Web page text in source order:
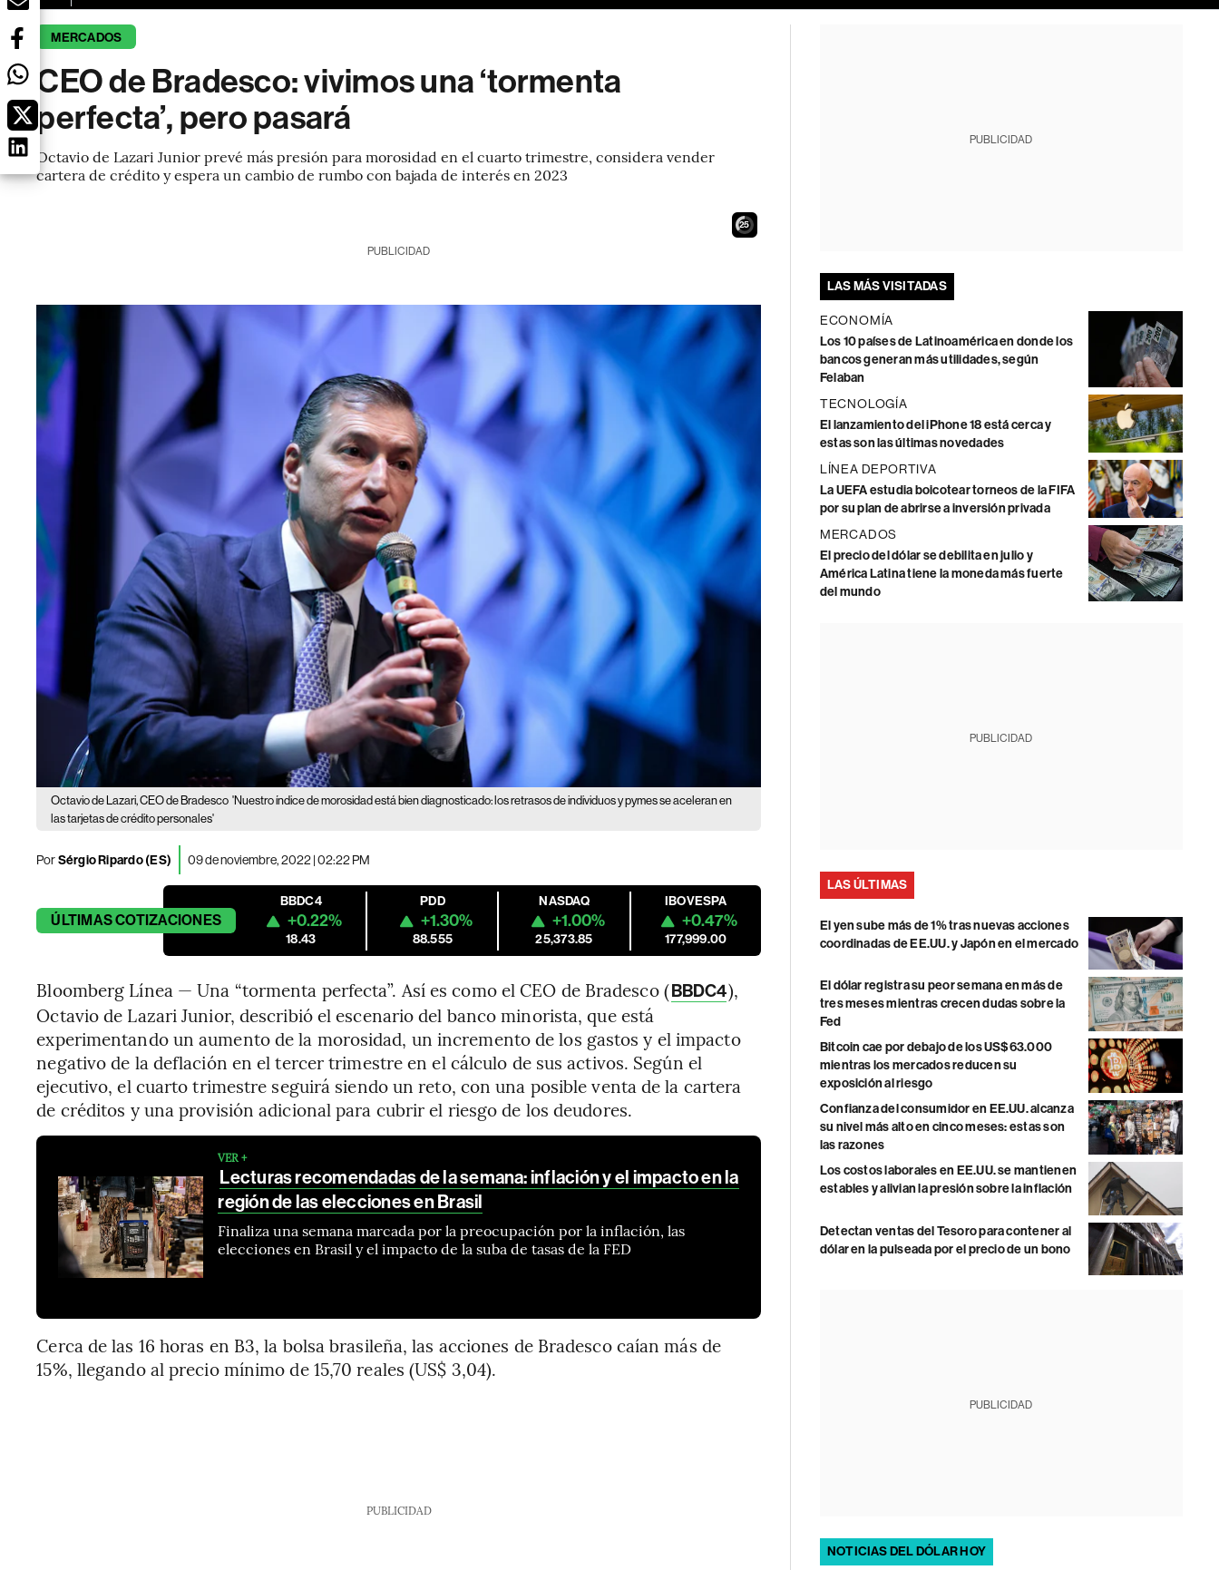
MERCADOS
CEO de Bradesco: vivimos una ‘tormenta
perfecta’, pero pasará
Octavio de Lazari Junior prevé más presión para morosidad en el cuarto trimestre, considera vender
cartera de crédito y espera un cambio de rumbo con bajada de interés en 2023
24
PUBLICIDAD
Octavio de Lazari, CEO de Bradesco 'Nuestro índice de morosidad está bien diagnosticado: los retrasos de individuos y pymes se aceleran en
las tarjetas de crédito personales'
PorSérgio Ripardo (ES) 09 de noviembre, 2022 | 02:22 PM
ÚLTIMASCOTIZACIONES
BBDC4
+0.22%
18.43
PDD
+1.30%
88.555
NASDAQ
+1.00%
25,373.85
IBOVESPA
+0.47%
177,999.00
Bloomberg Línea — Una “tormenta perfecta”. Así es como el CEO de Bradesco (BBDC4),
Octavio de Lazari Junior, describió el escenario del banco minorista, que está
experimentando un aumento de la morosidad, un incremento de los gastos y el impacto
negativo de la deflación en el tercer trimestre en el cálculo de sus activos. Según el
ejecutivo, el cuarto trimestre seguirá siendo un reto, con una posible venta de la cartera
de créditos y una provisión adicional para cubrir el riesgo de los deudores.
VER +
Lecturas recomendadas de la semana: inflación y el impacto en la
región de las elecciones en Brasil
Finaliza una semana marcada por la preocupación por la inflación, las
elecciones en Brasil y el impacto de la suba de tasas de la FED
Cerca de las 16 horas en B3, la bolsa brasileña, las acciones de Bradesco caían más de
15%, llegando al precio mínimo de 15,70 reales (US$ 3,04).
PUBLICIDAD
PUBLICIDAD
LAS MÁS VISITADAS
ECONOMÍA
Los 10 países de Latinoamérica en donde los
bancos generan más utilidades, según
Felaban
TECNOLOGÍA
El lanzamiento del iPhone 18 está cerca y
estas son las últimas novedades
LÍNEA DEPORTIVA
La UEFA estudia boicotear torneos de la FIFA
por su plan de abrirse a inversión privada
MERCADOS
El precio del dólar se debilita en julio y
América Latina tiene la moneda más fuerte
del mundo
PUBLICIDAD
LAS ÚLTIMAS
El yen sube más de 1% tras nuevas acciones
coordinadas de EE.UU. y Japón en el mercado
El dólar registra su peor semana en más de
tres meses mientras crecen dudas sobre la
Fed
Bitcoin cae por debajo de los US$63.000
mientras los mercados reducen su
exposición al riesgo
Confianza del consumidor en EE.UU. alcanza
su nivel más alto en cinco meses: estas son
las razones
Los costos laborales en EE.UU. se mantienen
estables y alivian la presión sobre la inflación
Detectan ventas del Tesoro para contener al
dólar en la pulseada por el precio de un bono
PUBLICIDAD
NOTICIAS DEL DÓLAR HOY